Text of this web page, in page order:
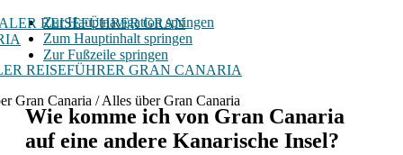
Zur Hauptnavigation springen
Zum Hauptinhalt springen
Zur Fußzeile springen
REISEFÜHRER GRAN CANARIA
Gran Canaria / Alles über Gran Canaria
Wie komme ich von Gran Canaria
auf eine andere Kanarische Insel?